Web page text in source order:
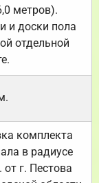
метров).
и доски пола
отдельной
комплекта
в радиусе
от г. Пестова